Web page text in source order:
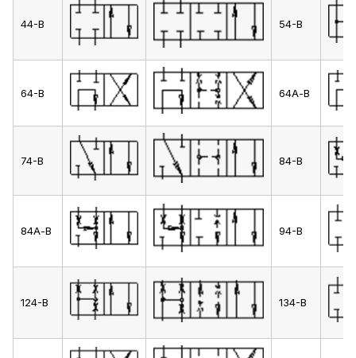
44-В 54-В
64-В 64А-В
74-В 84-В
84А-В 94-В
124-В 134-В